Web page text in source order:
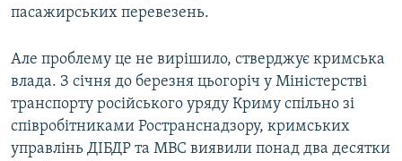
пасажирських перевезень.
Але проблему це не вирішило, стверджує кримська
влада. З січня до березня цьогоріч у Міністерстві
транспорту російського уряду Криму спільно зі
співробітниками Ространснадзору, кримських
управлінь ДІБДР та МВС виявили понад два десятки